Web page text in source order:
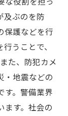
及ぶのを防
保護などを行
うことで、
た、防犯カメ
・地震などの
す。警備業界
ます。社会の